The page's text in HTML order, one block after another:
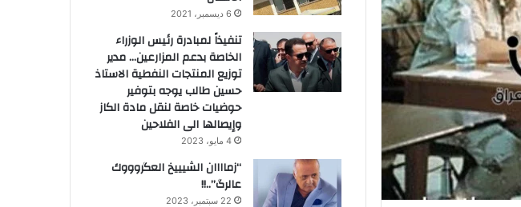
6 ديسمبر، 2021
تنفيذاً لمبادرة رئيس الوزراء
الخاصة بدعم المزارعين… مدير
توزيع المنتجات النفطية الاستاذ
حسين طالب يوجه بتوفير
حوضيات خاصة لنقل مادة الكاز
وإيصالها الى الفلاحين
4 مايو، 2023
“زماااان الشيييخ العگروووك
عالرگ”..!!
22 سبتمبر، 2023